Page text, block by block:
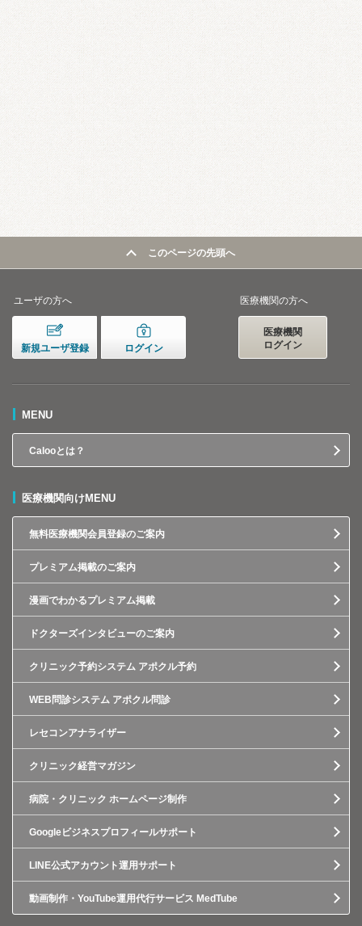
このページの先頭へ
ユーザの方へ
新規ユーザ登録 ログイン
医療機関の方へ
医療機関
ログイン
MENU
Calooとは？
医療機関向けMENU
無料医療機関会員登録のご案内
プレミアム掲載のご案内
漫画でわかるプレミアム掲載
ドクターズインタビューのご案内
クリニック予約システム アポクル予約
WEB問診システム アポクル問診
レセコンアナライザー
クリニック経営マガジン
病院・クリニック ホームページ制作
Googleビジネスプロフィールサポート
LINE公式アカウント運用サポート
動画制作・YouTube運用代行サービス MedTube